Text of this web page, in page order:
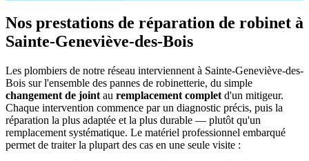
Nos prestations de réparation de robinet à
Sainte-Geneviève-des-Bois
Les plombiers de notre réseau interviennent à Sainte-Geneviève-des-
Bois sur l'ensemble des pannes de robinetterie, du simple
changement de joint au remplacement complet d'un mitigeur.
Chaque intervention commence par un diagnostic précis, puis la
réparation la plus adaptée et la plus durable — plutôt qu'un
remplacement systématique. Le matériel professionnel embarqué
permet de traiter la plupart des cas en une seule visite :